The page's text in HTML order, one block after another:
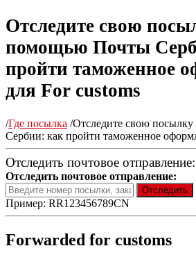
Отследите свою
помощью Почты
пройти таможенное
для For customs
/Где посылка /Отследите свою
Сербии: как пройти таможенное
Отследить почтовое отправление:
Отследить почтовое отправление:
Пример: RR123456789CN
Forwarded for customs